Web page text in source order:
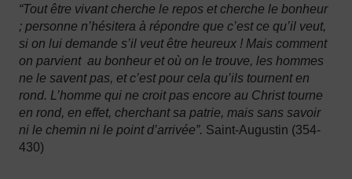
“Tout être vivant cherche le repos et cherche le bonheur
; personne n’hésitera à répondre que c’est ce qu’il veut,
si on lui demande s’il veut être heureux ! Mais comment
on parvient au bonheur et où on le trouve, les hommes
ne le savent pas, et c’est pour cela qu’ils tournent en
rond. L’homme qui ne croit pas encore au Christ tourne
en rond, en effet, cherchant sa patrie, mais sans savoir
ni le chemin ni le point d’arrivée”. Saint-Augustin (354-
430)